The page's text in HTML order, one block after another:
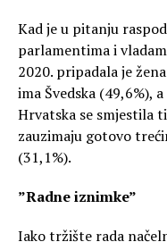
Kad je u pitanju
parlamentima i
2020. pripadala je
ima Švedska (49,6%),
Hrvatska se smjestila
zauzimaju gotovo
(31,1%).
”Radne iznimke”
Iako tržište rada